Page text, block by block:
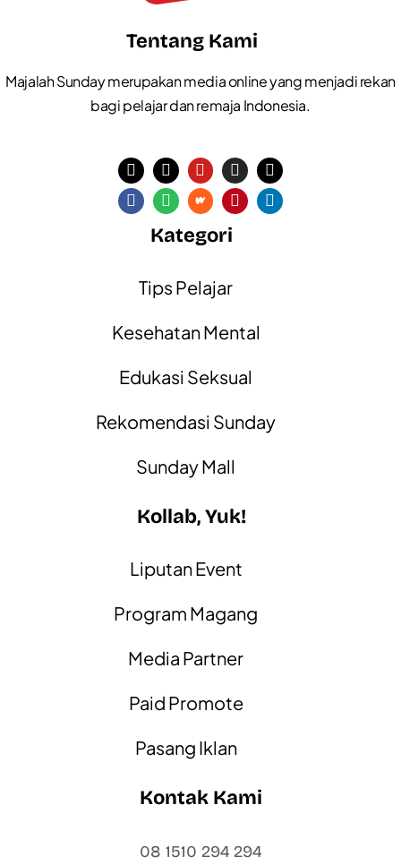
Tentang Kami
Majalah Sunday merupakan media online yang menjadi rekan
bagi pelajar dan remaja Indonesia.
Kategori
Tips Pelajar
Kesehatan Mental
Edukasi Seksual
Rekomendasi Sunday
Sunday Mall
Kollab, Yuk!
Liputan Event
Program Magang
Media Partner
Paid Promote
Pasang Iklan
Kontak Kami
08 1510 294 294